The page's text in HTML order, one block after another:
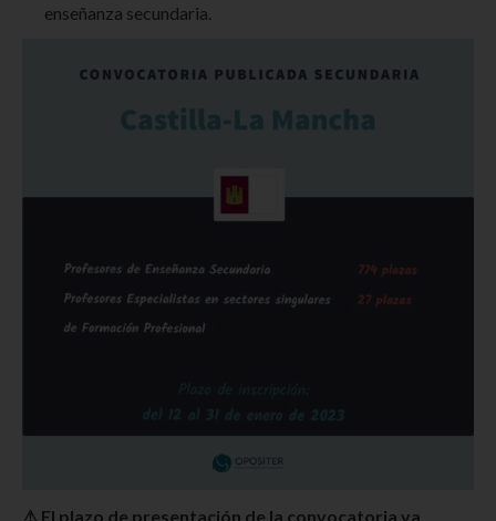
enseñanza secundaria.
⚠ El plazo de presentación de la convocatoria va